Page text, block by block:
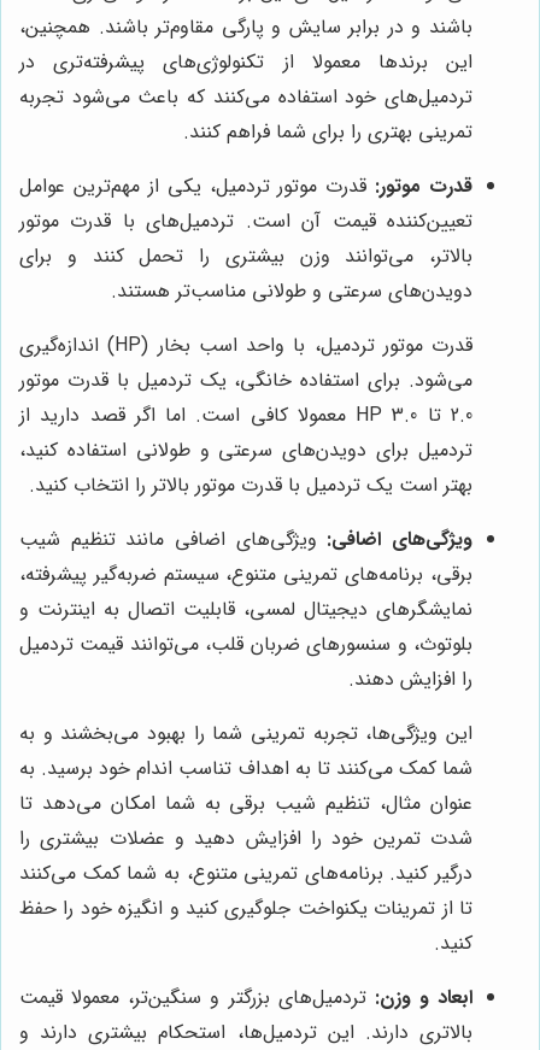
باشند و در برابر سایش و پارگی مقاوم‌تر باشند. همچنین،
این برندها معمولا از تکنولوژی‌های پیشرفته‌تری در
تردمیل‌های خود استفاده می‌کنند که باعث می‌شود تجربه
تمرینی بهتری را برای شما فراهم کنند.
قدرت موتور: قدرت موتور تردمیل، یکی از مهم‌ترین عوامل
تعیین‌کننده قیمت آن است. تردمیل‌های با قدرت موتور
بالاتر، می‌توانند وزن بیشتری را تحمل کنند و برای
دویدن‌های سرعتی و طولانی مناسب‌تر هستند.
قدرت موتور تردمیل، با واحد اسب بخار (HP) اندازه‌گیری
می‌شود. برای استفاده خانگی، یک تردمیل با قدرت موتور
2.0 تا 3.0 HP معمولا کافی است. اما اگر قصد دارید از
تردمیل برای دویدن‌های سرعتی و طولانی استفاده کنید،
بهتر است یک تردمیل با قدرت موتور بالاتر را انتخاب کنید.
ویژگی‌های اضافی: ویژگی‌های اضافی مانند تنظیم شیب
برقی، برنامه‌های تمرینی متنوع، سیستم ضربه‌گیر پیشرفته،
نمایشگرهای دیجیتال لمسی، قابلیت اتصال به اینترنت و
بلوتوث، و سنسورهای ضربان قلب، می‌توانند قیمت تردمیل
را افزایش دهند.
این ویژگی‌ها، تجربه تمرینی شما را بهبود می‌بخشند و به
شما کمک می‌کنند تا به اهداف تناسب اندام خود برسید. به
عنوان مثال، تنظیم شیب برقی به شما امکان می‌دهد تا
شدت تمرین خود را افزایش دهید و عضلات بیشتری را
درگیر کنید. برنامه‌های تمرینی متنوع، به شما کمک می‌کنند
تا از تمرینات یکنواخت جلوگیری کنید و انگیزه خود را حفظ
کنید.
ابعاد و وزن: تردمیل‌های بزرگتر و سنگین‌تر، معمولا قیمت
بالاتری دارند. این تردمیل‌ها، استحکام بیشتری دارند و